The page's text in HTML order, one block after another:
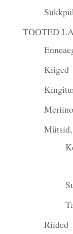
TOOTED
Kiiged
Riided